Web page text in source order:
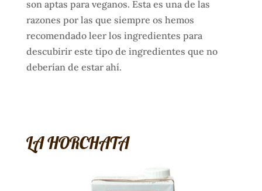
son aptas para veganos. Esta es una de las
razones por las que siempre os hemos
recomendado leer los ingredientes para
descubirir este tipo de ingredientes que no
deberían de estar ahí.
LA HORCHATA